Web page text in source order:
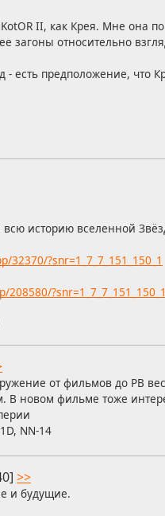
II, как Крея. Мне она
загоны относительно
- есть предположение, что
историю вселенной
?snr=1_7_7_151_150_1
?snr=1_7_7_151_150_1
от фильмов до РВ
В новом фильме тоже
NN-14
>>
и будущие.